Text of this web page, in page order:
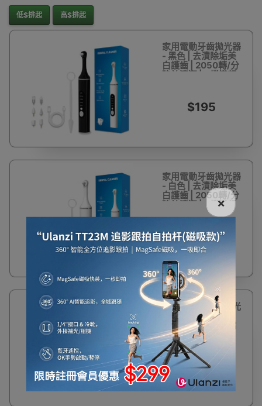
低$排起 高$排起
家用電動牙齒拋光器
- 黑色 | 去漬除垢美
白護齒 | 2050轉/分
強效清潔 | 5檔變頻
$195
家用電動牙齒拋光器
- 白色 | 去漬除垢美
白護齒 | 2050轉/分
強效清潔 | 5檔變頻
調速拋光 | 高同心微
$195
多功能電動牙齒拋光
器 - 白色 | 5種清潔
刷頭隨心切換 | 5檔
變速調整 | 360°環
繞LED燈 盲點淨白
無死角
$148
×